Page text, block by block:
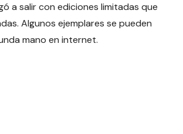
a salir con ediciones limitadas que
Algunos ejemplares se pueden
mano en internet.